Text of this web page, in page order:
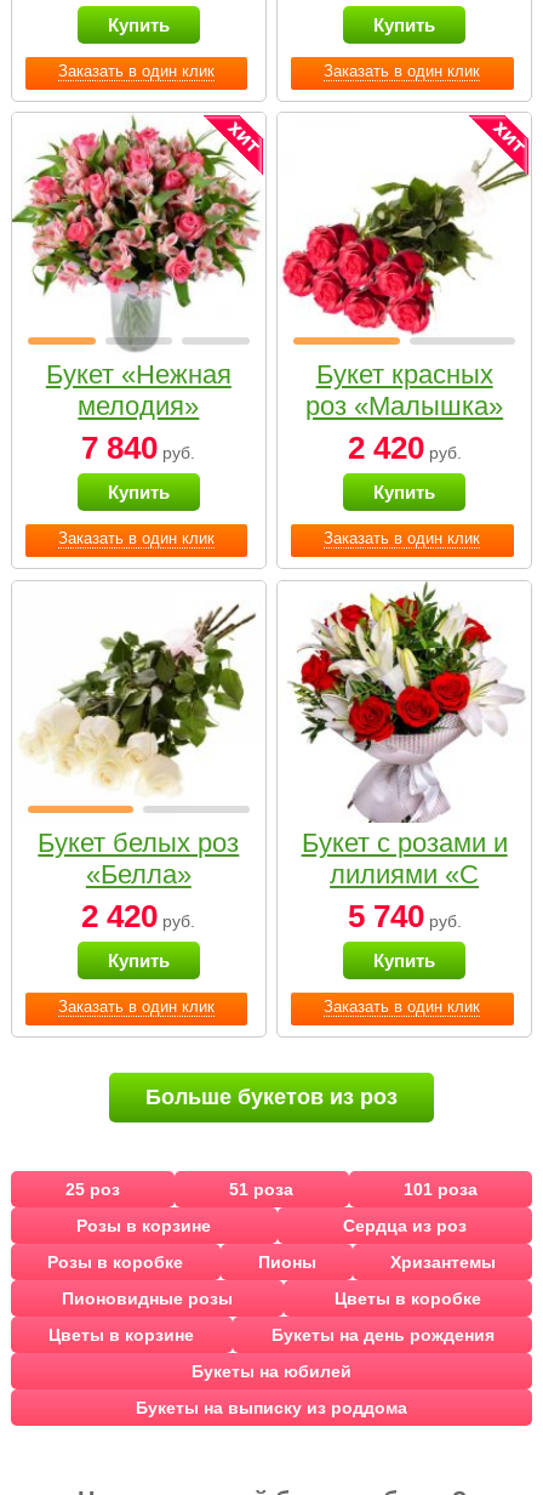
Заказать в один клик
Купить
Заказать в один клик
Купить
Заказать в один клик
Букет «Нежная
мелодия»
7 840 руб.
Купить
Заказать в один клик
Букет красных
роз «Малышка»
2 420руб.
Купить
Заказать в один клик
Букет белых роз
«Белла»
2 420 руб.
Купить
Заказать в один клик
Букет с розами и
лилиями «С
наилучшими
пожеланиями»
5 740руб.
Купить
Больше букетов из роз
25 роз 51 роза
101 роза
Розы в корзине
Сердца из роз
Розы в коробке
Пионы
Хризантемы
Пионовидные розы
Цветы в коробке
Цветы в корзине
Букеты на день рождения
Букеты на юбилей
Букеты на выписку из роддома